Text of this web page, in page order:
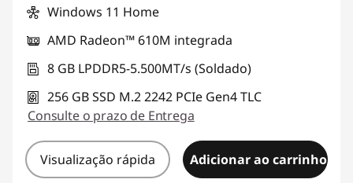
Windows 11 Home
AMD Radeon™ 610M integrada
8 GB LPDDR5-5.500MT/s (Soldado)
256 GB SSD M.2 2242 PCIe Gen4 TLC
Consulte o prazo de Entrega
Visualização rápida Adicionar ao carrinho